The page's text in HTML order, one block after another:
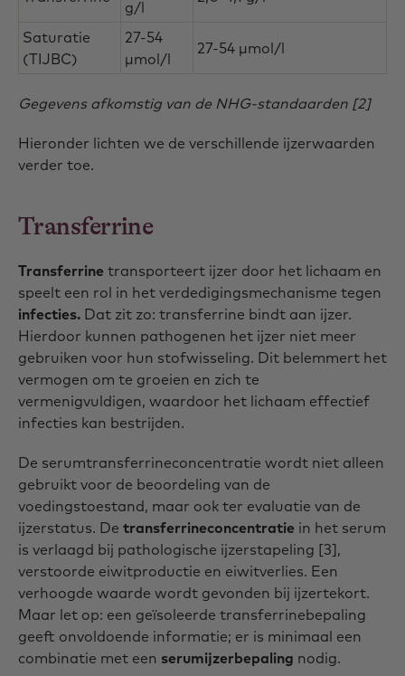
g/l
Saturatie
(TIJBC)
27-54
µmol/l
27-54 µmol/l
Gegevens afkomstig van de NHG-standaarden [2]
Hieronder lichten we de verschillende ijzerwaarden
verder toe.
Transferrine
Transferrine transporteert ijzer door het lichaam en
speelt een rol in het verdedigingsmechanisme tegen
infecties. Dat zit zo: transferrine bindt aan ijzer.
Hierdoor kunnen pathogenen het ijzer niet meer
gebruiken voor hun stofwisseling. Dit belemmert het
vermogen om te groeien en zich te
vermenigvuldigen, waardoor het lichaam effectief
infecties kan bestrijden.
De serumtransferrineconcentratie wordt niet alleen
gebruikt voor de beoordeling van de
voedingstoestand, maar ook ter evaluatie van de
ijzerstatus. De transferrineconcentratie in het serum
is verlaagd bij pathologische ijzerstapeling [3],
verstoorde eiwitproductie en eiwitverlies. Een
verhoogde waarde wordt gevonden bij ijzertekort.
Maar let op: een geïsoleerde transferrinebepaling
geeft onvoldoende informatie; er is minimaal een
combinatie met een serumijzerbepaling nodig.